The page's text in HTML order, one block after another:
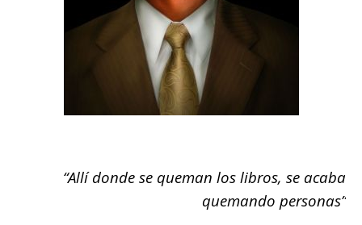
“Allí donde se queman los libros, se acaba
quemando personas”